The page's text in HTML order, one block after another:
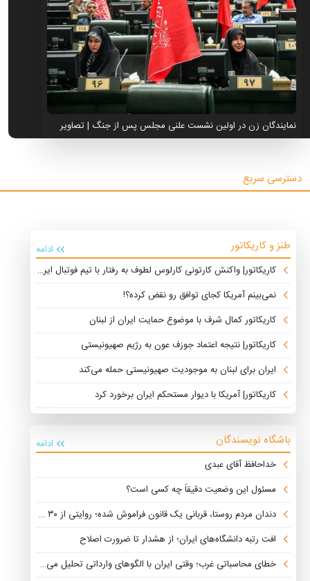
نمایندگان زن در اولین نشست علنی مجلس پس از جنگ | تصاویر
دسترسی سریع
طنز و کاریکاتور
ادامه
کاریکاتور| واکنش کارتونی کارلوس لطوف به رفتار با تیم فوتبال ایران
نمی‌بینم آمریکا کجای توافق رو نقض کرده؟!
کاریکاتور کمال شرف با موضوع حمایت ایران از لبنان
کاریکاتور| نتیجه اعتماد جوزف عون به رژیم صهیونیستی
ایران برای لبنان به موجودیت صهیونیستی حمله می‌کند
کاریکاتور| آمریکا با دیوار مستحکم ایران برخورد کرد
باشگاه نویسندگان
ادامه
خداحافظ آقای عبدی
مسئول این وضعیت دقیقاً چه کسی است؟
دندان مردم روستا، قربانی یک قانون فراموش شده؛ روایتی از ۳۰ سال توقف که محرومیت را چند برابر کرد
افت رتبه دانشگاه‌های ایران؛ از هشدار تا ضرورت اصلاح
خطای محاسباتی غرب؛ وقتی ایران با الگوهای وارداتی تحلیل می‌شود